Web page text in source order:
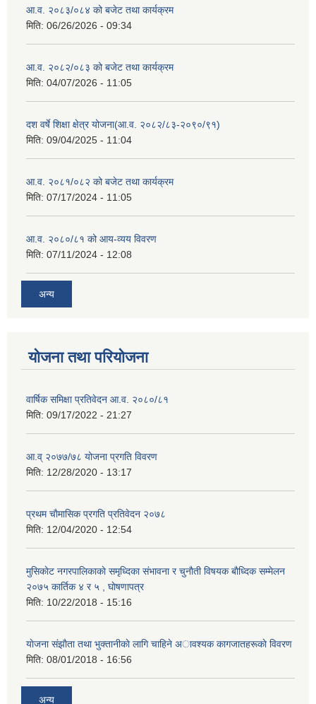
आ.व. २०८३/०८४ को बजेट तथा कार्यक्रम
मिति: 06/26/2026 - 09:34
आ.व. २०८२/०८३ को बजेट तथा कार्यक्रम
मिति: 04/07/2026 - 11:05
दश वर्षे शिक्षा क्षेत्र योजना(आ.व. २०८२/८३-२०९०/९१)
मिति: 09/04/2025 - 11:04
आ.व. २०८१/०८२ को बजेट तथा कार्यक्रम
मिति: 07/17/2024 - 11:05
आ.व. २०८०/८१ को आय-व्यय विवरण
मिति: 07/11/2024 - 12:08
अन्य
योजना तथा परियोजना
वार्षिक समिक्षा प्रतिवेदन आ.व. २०८०/८१
मिति: 09/17/2022 - 21:27
आ.व् २०७७/७८ योजना प्रगति विवरण
मिति: 12/28/2020 - 13:17
प्रथम चाैमासिक प्रगति प्रतिवेदन २०७८
मिति: 12/04/2020 - 12:54
मुसिकाेट नगरपालिकाकाे समृध्दिका संभावना र चुनाैती विषयक बाैध्दिक सम्मेलन
२०७५ कार्तिक ४ र ५ , घाेषणापत्र
मिति: 10/22/2018 - 15:16
याेजना संझाैता तथा भुक्तानीकाे लागि चाहिने अावश्यक कागजातहरूकाे विवरण
मिति: 08/01/2018 - 16:56
अन्य